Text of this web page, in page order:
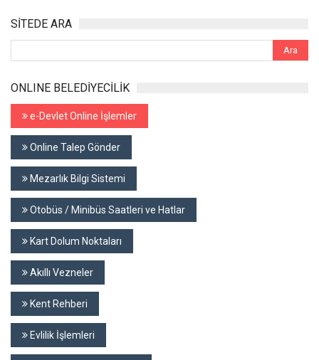
SİTEDE ARA
ONLINE BELEDİYECİLİK
e-Devlet Online İşlemler
Online Talep Gönder
Mezarlık Bilgi Sistemi
Otobüs / Minibüs Saatleri ve Hatlar
Kart Dolum Noktaları
Akıllı Vezneler
Kent Rehberi
Evlilik İşlemleri